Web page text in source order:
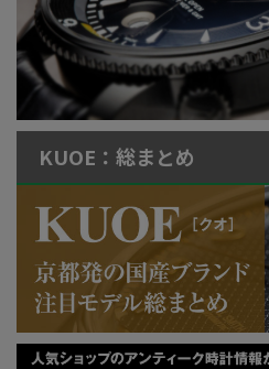
KUOE：総まとめ